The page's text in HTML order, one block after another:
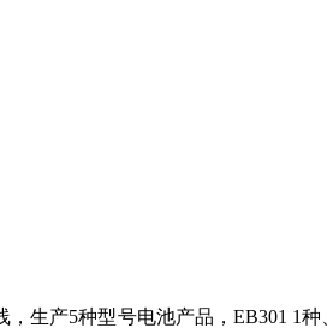
生产5种型号电池产品，EB301 1